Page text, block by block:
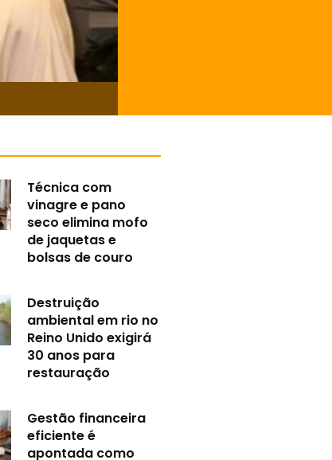
Técnica com
vinagre e pano
seco elimina mofo
de jaquetas e
bolsas de couro
Destruição
ambiental em rio no
Reino Unido exigirá
30 anos para
restauração
Gestão financeira
eficiente é
apontada como